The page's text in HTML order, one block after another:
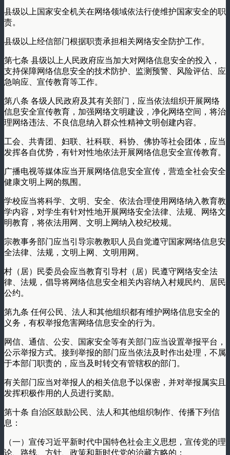
县级以上国家安全机关在网络领域依法行使维护国家安全的职
责。
县级以上经信部门根据职责承担相关网络安全防护工作。
第七条 县级以上人民政府应当加大对网络信息安全的投入，
支持保障网络信息安全的技术防护、监测预警、风险评估、应
急响应、宣传教育等工作。
第八条 各级人民政府及其有关部门，应当依法组织开展网络
信息安全宣传教育，加强网络文明建设，净化网络空间，将治
理网络违法、不良信息纳入群众性精神文明创建内容。
工会、共青团、妇联、社科联、科协、佛协等社会团体，应当
发挥各自优势，有针对性地依法开展网络信息安全宣传教育。
广播电视等媒体应当开展网络信息安全宣传，营造全社会安全
健康文明上网的氛围。
学校应当将科学、文明、安全、依法合理使用网络纳入教育教
学内容，对学生有针对性地开展网络安全法律、法规、网络文
明教育，将依法用网、文明上网纳入校纪校规。
宗教事务部门应当引导宗教教职人员自觉遵守国家网络信息安
全法律、法规，文明上网、文明用网。
村（居）民委员会应当教育引导村（居）民遵守网络安全法
律、法规，倡导将网络信息安全相关内容纳入村规民约、居民
公约。
第九条 任何公民、法人和其他组织都有维护网络信息安全的
义务，有权举报危害网络信息安全的行为。
网信、通信、公安、国家安全等有关部门应当设置举报平台，
公示举报方式。接到举报的部门应当依法及时作出处理，不属
于本部门职责的，应当及时转交有管辖权的部门。
有关部门应当对举报人的相关信息予以保密，并对举报属实且
发挥积极作用的人员进行奖励。
第十条 自治区鼓励公民、法人和其他组织制作、传播下列信
息：
（一）宣传习近平新时代中国特色社会主义思想，宣传党的理
论、路线、方针、政策和新时代党的治藏方略的；